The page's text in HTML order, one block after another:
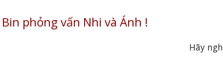
phỏng vấn Nhi và Ánh !
Hãy